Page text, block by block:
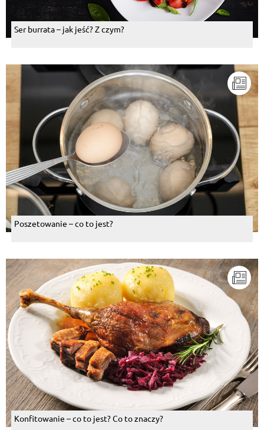
Ser burrata – jak jeść? Z czym?
Poszetowanie – co to jest?
Konfitowanie – co to jest? Co to znaczy?